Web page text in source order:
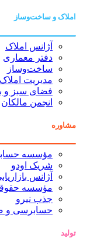
املاک و ساخت‌وساز
آژانس املاک
دفتر معماری
ساخت‌وساز
مدیریت املاک
فضای سبز و
انجمن مالکان
مشاوره
مؤسسه
شریک اودو
آژانس
مؤسسه
جذب نیرو
حسابرسی و
تولید